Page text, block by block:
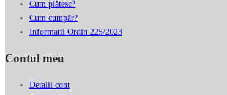
Cum plătesc?
Cum cumpăr?
Informatii Ordin 225/2023
Contul meu
Detalii cont